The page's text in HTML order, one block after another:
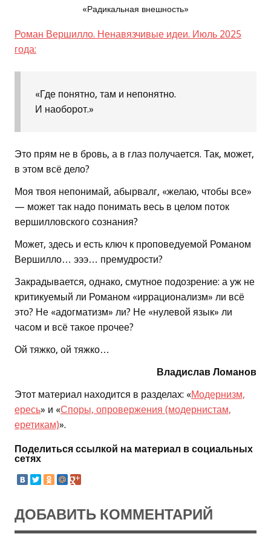
«Радикальная внешность»
Роман Вершилло. Ненавязчивые идеи. Июль 2025
года:
«Где понятно, там и непонятно.
И наоборот.»
Это прям не в бровь, а в глаз получается. Так, может,
в этом всё дело?
Моя твоя непонимай, абырвалг, «желаю, чтобы все»
— может так надо понимать весь в целом поток
вершилловского сознания?
Может, здесь и есть ключ к проповедуемой Романом
Вершилло… эээ… премудрости?
Закрадывается, однако, смутное подозрение: а уж не
критикуемый ли Романом «иррационализм» ли всё
это? Не «адогматизм» ли? Не «нулевой язык» ли
часом и всё такое прочее?
Ой тяжко, ой тяжко…
Владислав Ломанов
Этот материал находится в разделах: «Модернизм,
ересь» и «Споры, опровержения (модернистам,
еретикам)».
Поделиться ссылкой на материал в социальных
сетях
ДОБАВИТЬ КОММЕНТАРИЙ